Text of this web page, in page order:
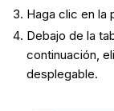
Haga clic en la
​Debajo de la
continuación,
desplegable.